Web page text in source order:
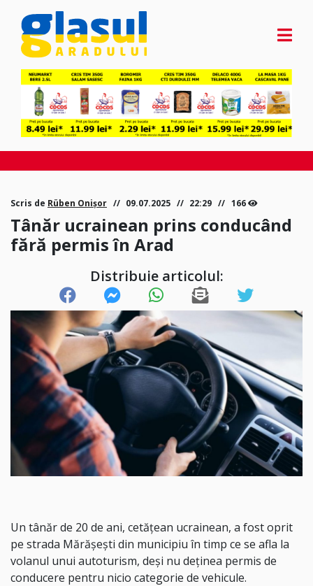
Scris de Rüben Onișor 09.07.2025 22:29 166
Tânăr ucrainean prins conducând
fără permis în Arad
Distribuie articolul:
Un tânăr de 20 de ani, cetățean ucrainean, a fost oprit
pe strada Mărășești din municipiu în timp ce se afla la
volanul unui autoturism, deși nu deținea permis de
conducere pentru nicio categorie de vehicule.